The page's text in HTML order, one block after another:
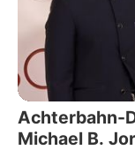
Achterbahn-
Michael B.